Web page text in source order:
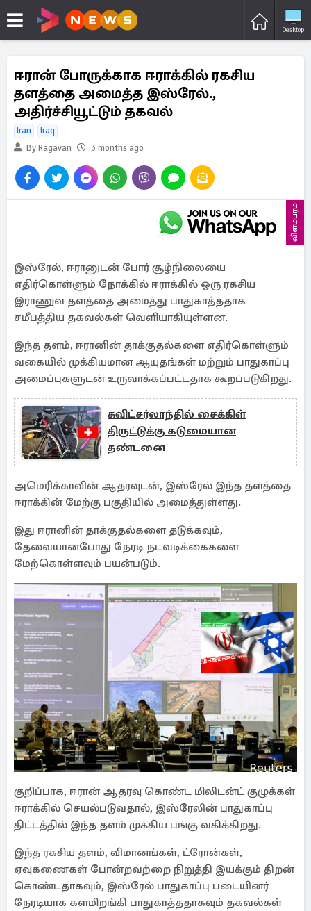
Desktop
ஈரான் போருக்காக ஈராக்கில் ரகசிய
தளத்தை அமைத்த இஸ்ரேல்.,
அதிர்ச்சியூட்டும் தகவல்
Iran
Iraq
By Ragavan
3 months ago
விளம்பரம்
இஸ்ரேல், ஈரானுடன் போர் சூழ்நிலையை
எதிர்கொள்ளும் நோக்கில் ஈராக்கில் ஒரு ரகசிய
இராணுவ தளத்தை அமைத்து பாதுகாத்ததாக
சமீபத்திய தகவல்கள் வெளியாகியுள்ளன.
இந்த தளம், ஈரானின் தாக்குதல்களை எதிர்கொள்ளும்
வகையில் முக்கியமான ஆயுதங்கள் மற்றும் பாதுகாப்பு
அமைப்புகளுடன் உருவாக்கப்பட்டதாக கூறப்படுகிறது.
சுவிட்சர்லாந்தில் சைக்கிள்
திருட்டுக்கு கடுமையான
தண்டனை
அமெரிக்காவின் ஆதரவுடன், இஸ்ரேல் இந்த தளத்தை
ஈராக்கின் மேற்கு பகுதியில் அமைத்துள்ளது.
இது ஈரானின் தாக்குதல்களை தடுக்கவும்,
தேவையானபோது நேரடி நடவடிக்கைகளை
மேற்கொள்ளவும் பயன்படும்.
குறிப்பாக, ஈரான் ஆதரவு கொண்ட மிலிடன்ட் குழுக்கள்
ஈராக்கில் செயல்படுவதால், இஸ்ரேலின் பாதுகாப்பு
திட்டத்தில் இந்த தளம் முக்கிய பங்கு வகிக்கிறது.
இந்த ரகசிய தளம், விமானங்கள், ட்ரோன்கள்,
ஏவுகணைகள் போன்றவற்றை நிறுத்தி இயக்கும் திறன்
கொண்டதாகவும், இஸ்ரேல் பாதுகாப்பு படையினர்
நேரடியாக களமிறங்கி பாதுகாத்ததாகவும் தகவல்கள்